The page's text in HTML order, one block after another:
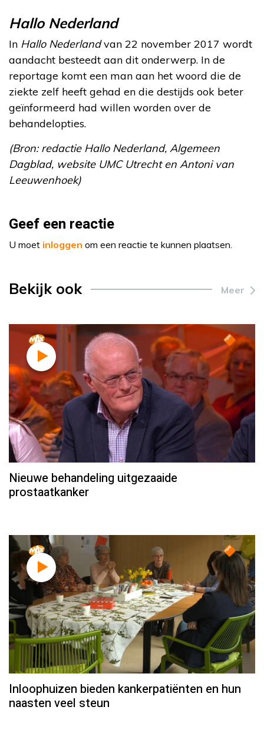
Hallo Nederland
In Hallo Nederlandvan 22 november 2017 wordt
aandacht besteedt aan dit onderwerp. In de
reportage komt een man aan het woord die de
ziekte zelf heeft gehad en die destijds ook beter
geïnformeerd had willen worden over de
behandelopties.
(Bron: redactie Hallo Nederland, Algemeen
Dagblad, website UMC Utrecht en Antoni van
Leeuwenhoek)
Geef een reactie
U moet inloggen om een reactie te kunnen plaatsen.
Bekijk ook Meer
Nieuwe behandeling uitgezaaide
prostaatkanker
Inloophuizen bieden kankerpatiënten en hun
naasten veel steun